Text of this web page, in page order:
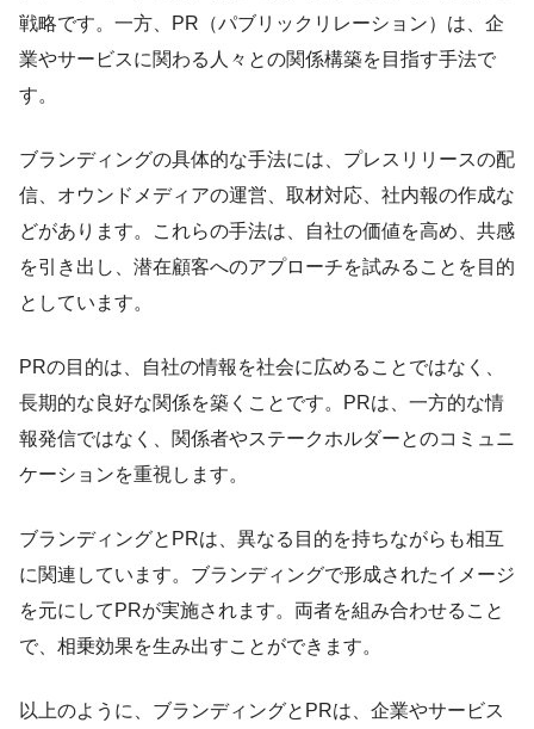
戦略です。一方、PR（パブリックリレーション）は、企
業やサービスに関わる人々との関係構築を目指す手法で
す。
ブランディングの具体的な手法には、プレスリリースの配
信、オウンドメディアの運営、取材対応、社内報の作成な
どがあります。これらの手法は、自社の価値を高め、共感
を引き出し、潜在顧客へのアプローチを試みることを目的
としています。
PRの目的は、自社の情報を社会に広めることではなく、
長期的な良好な関係を築くことです。PRは、一方的な情
報発信ではなく、関係者やステークホルダーとのコミュニ
ケーションを重視します。
ブランディングとPRは、異なる目的を持ちながらも相互
に関連しています。ブランディングで形成されたイメージ
を元にしてPRが実施されます。両者を組み合わせること
で、相乗効果を生み出すことができます。
以上のように、ブランディングとPRは、企業やサービス